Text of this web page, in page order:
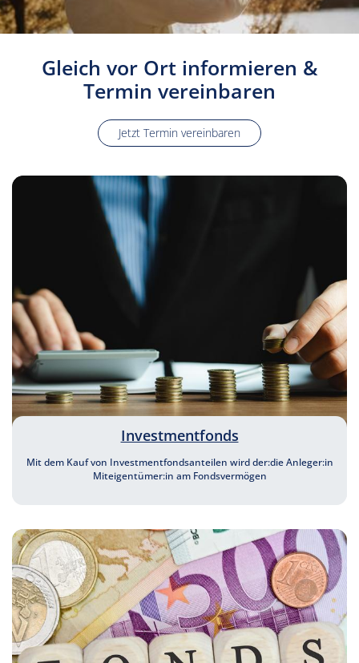
Gleich vor Ort informieren &
Termin vereinbaren
Jetzt Termin vereinbaren
Investmentfonds
Mit dem Kauf von Investmentfondsanteilen wird der:die Anleger:in
Miteigentümer:in am Fondsvermögen